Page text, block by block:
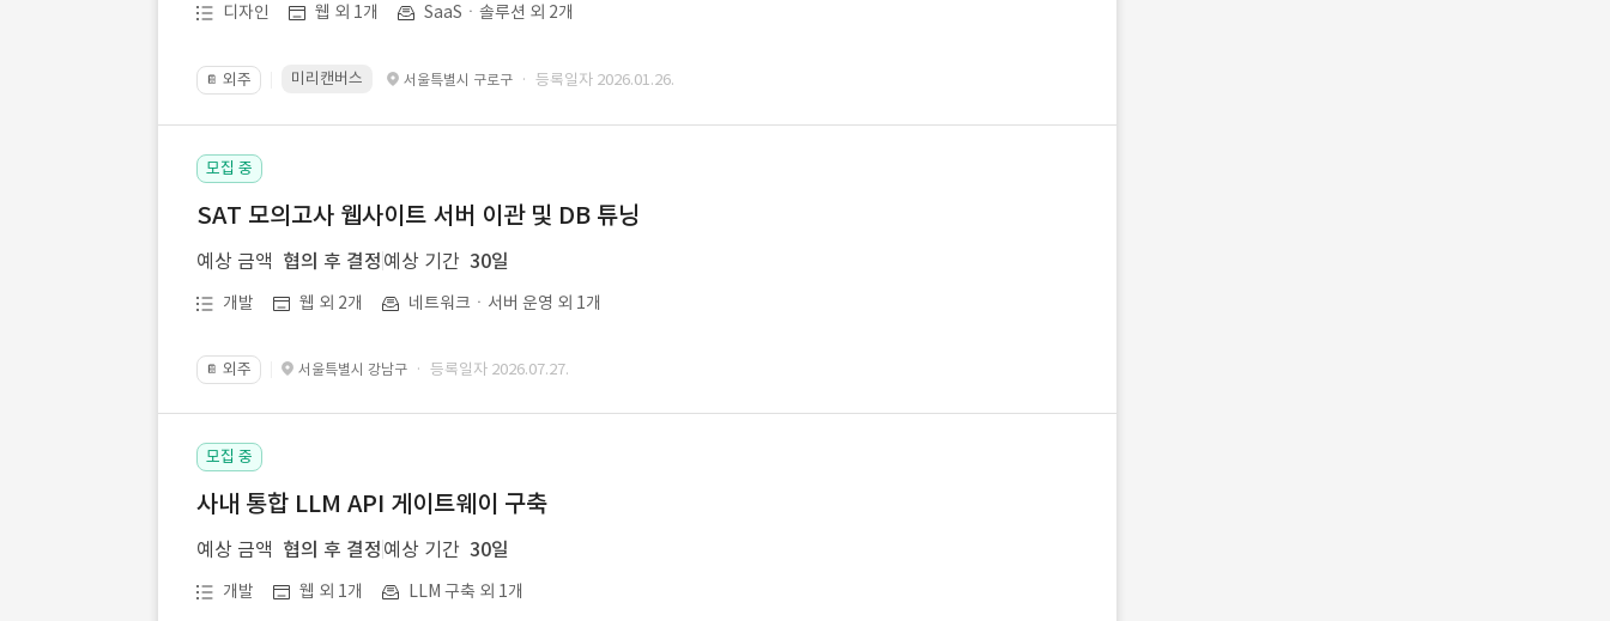
디자인 웹 외 1개 SaaSㆍ솔루션 외 2개
📔 외주 미리캔버스 서울특별시 구로구 · 등록일자 2026.01.26.
모집 중
SAT 모의고사 웹사이트 서버 이관 및 DB 튜닝
예상 금액 협의 후 결정 예상 기간 30일
개발 웹 외 2개 네트워크ㆍ서버 운영 외 1개
📔 외주 서울특별시 강남구 · 등록일자 2026.07.27.
모집 중
사내 통합 LLM API 게이트웨이 구축
예상 금액 협의 후 결정 예상 기간 30일
개발 웹 외 1개 LLM 구축 외 1개